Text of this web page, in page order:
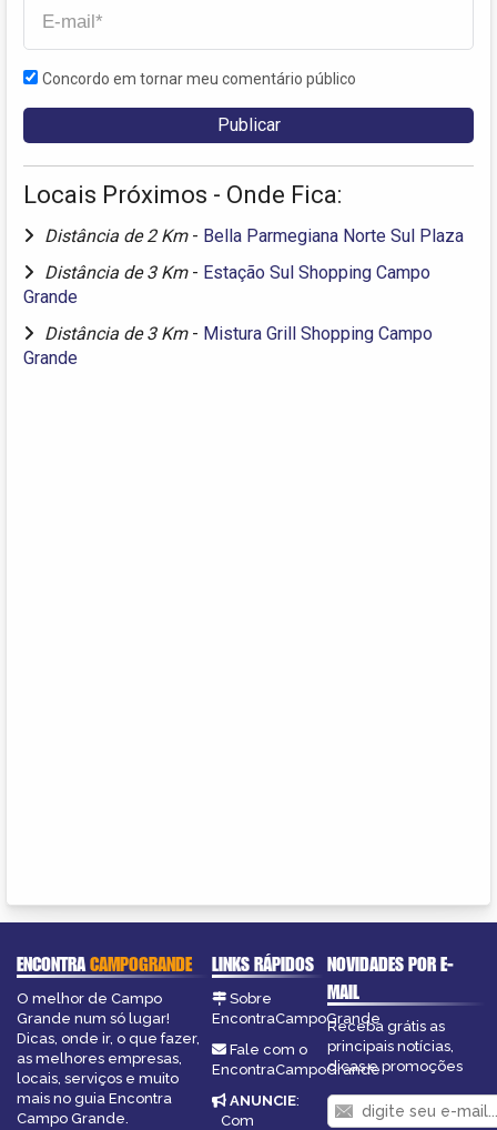
Concordo em tornar meu comentário público
Locais Próximos - Onde Fica:
Distância de 2 Km - Bella Parmegiana Norte Sul Plaza
Distância de 3 Km - Estação Sul Shopping Campo
Grande
Distância de 3 Km - Mistura Grill Shopping Campo
Grande
ENCONTRACAMPOGRANDE
O melhor de Campo
Grande num só lugar!
Dicas, onde ir, o que fazer,
as melhores empresas,
locais, serviços e muito
mais no guia Encontra
Campo Grande.
LINKS RÁPIDOS
Sobre
EncontraCampoGrande
Fale com o
EncontraCampoGrande
ANUNCIE:
Com
NOVIDADES POR E-
MAIL
Receba grátis as
principais notícias,
dicas e promoções